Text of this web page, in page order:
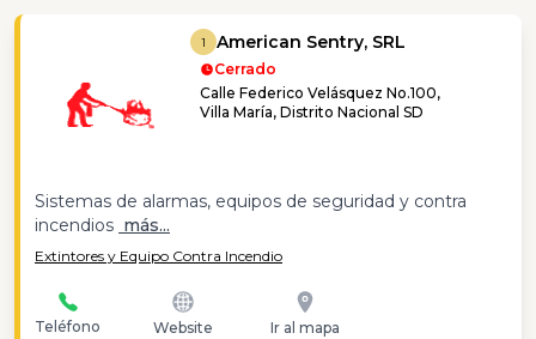
1 American Sentry, SRL
Cerrado
Calle Federico Velásquez No.100,
Villa María, Distrito Nacional SD
Sistemas de alarmas, equipos de seguridad y contra
incendios más...
Extintores y Equipo Contra Incendio
Teléfono Website Ir al mapa